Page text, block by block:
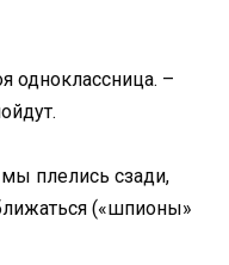
одноклассница. –
плелись сзади,
(«шпионы»